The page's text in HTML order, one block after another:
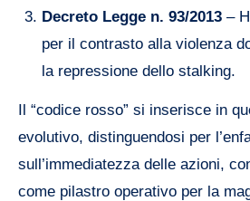
Decreto Legge n. 93/2013–
per il contrasto alla violenza
la repressione dello stalking.
Il “codice rosso” si inserisce in
evolutivo, distinguendosi per
sull’immediatezza delle azioni,
come pilastro operativo per la